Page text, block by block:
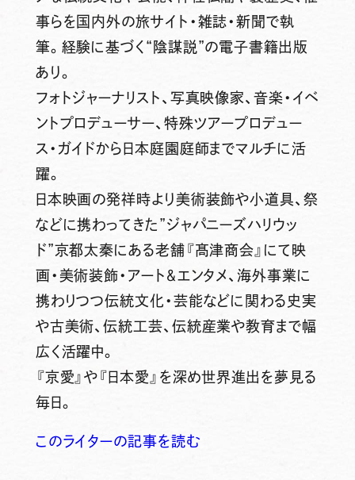
事らを国内外の旅サイト・雑誌・新聞で執
筆。経験に基づく“陰謀説”の電子書籍出版
あり。
フォトジャーナリスト、写真映像家、音楽・イベ
ントプロデューサー、特殊ツアープロデュー
ス・ガイドから日本庭園庭師までマルチに活
躍。
日本映画の発祥時より美術装飾や小道具、祭
などに携わってきた”ジャパニーズハリウッ
ド”京都太秦にある老舗『髙津商会』にて映
画・美術装飾・アート＆エンタメ、海外事業に
携わりつつ伝統文化・芸能などに関わる史実
や古美術、伝統工芸、伝統産業や教育まで幅
広く活躍中。
『京愛』や『日本愛』を深め世界進出を夢見る
毎日。
このライターの記事を読む